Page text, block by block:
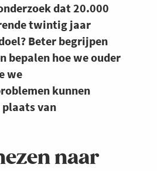
dat 20.000
twintig jaar
Beter begrijpen
bepalen hoe we ouder
we
kunnen
van
naar